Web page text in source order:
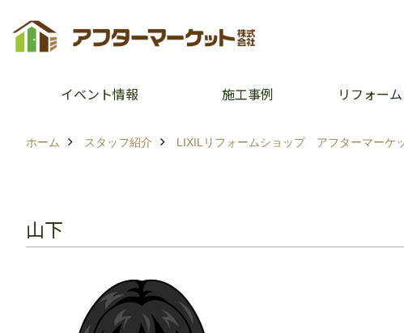
イベント情報 施工事例 リフォー
ホーム スタッフ紹介 LIXILリフォームショップ アフターマーケ
山下